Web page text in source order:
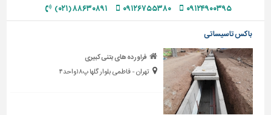
۰۹۱۲۴۹۰۰۳۹۵ ۰۹۱۲۶۷۵۵۳۸۰ ۸۸۶۳۰۸۹۱ (۰۲۱)
باکس تاسیساتی
فراورده های بتنی کبیری
تهران - فاطمی بلوار گلها پ۱۸واحد۴